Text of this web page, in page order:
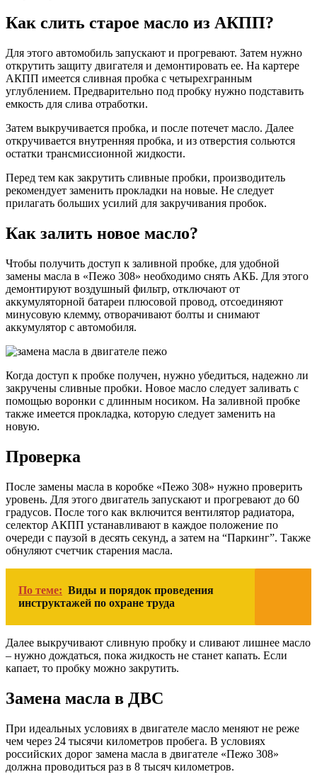
Как слить старое масло из АКПП?
Для этого автомобиль запускают и прогревают. Затем нужно
открутить защиту двигателя и демонтировать ее. На картере
АКПП имеется сливная пробка с четырехгранным
углублением. Предварительно под пробку нужно подставить
емкость для слива отработки.
Затем выкручивается пробка, и после потечет масло. Далее
откручивается внутренняя пробка, и из отверстия сольются
остатки трансмиссионной жидкости.
Перед тем как закрутить сливные пробки, производитель
рекомендует заменить прокладки на новые. Не следует
прилагать больших усилий для закручивания пробок.
Как залить новое масло?
Чтобы получить доступ к заливной пробке, для удобной
замены масла в «Пежо 308» необходимо снять АКБ. Для этого
демонтируют воздушный фильтр, отключают от
аккумуляторной батареи плюсовой провод, отсоединяют
минусовую клемму, отворачивают болты и снимают
аккумулятор с автомобиля.
Когда доступ к пробке получен, нужно убедиться, надежно ли
закручены сливные пробки. Новое масло следует заливать с
помощью воронки с длинным носиком. На заливной пробке
также имеется прокладка, которую следует заменить на
новую.
Проверка
После замены масла в коробке «Пежо 308» нужно проверить
уровень. Для этого двигатель запускают и прогревают до 60
градусов. После того как включится вентилятор радиатора,
селектор АКПП устанавливают в каждое положение по
очереди с паузой в десять секунд, а затем на “Паркинг”. Также
обнуляют счетчик старения масла.
По теме: Виды и порядок проведения
инструктажей по охране труда
Далее выкручивают сливную пробку и сливают лишнее масло
– нужно дождаться, пока жидкость не станет капать. Если
капает, то пробку можно закрутить.
Замена масла в ДВС
При идеальных условиях в двигателе масло меняют не реже
чем через 24 тысячи километров пробега. В условиях
российских дорог замена масла в двигателе «Пежо 308»
должна проводиться раз в 8 тысяч километров.